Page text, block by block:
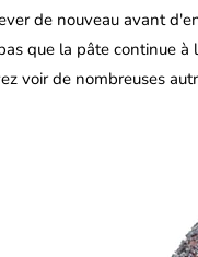
de nouveau avant
que la pâte continue à
voir de nombreuses